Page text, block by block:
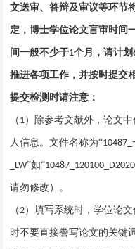
文送审、答辩及审议等环节
定，博士学位论文盲审时间
间一般不少于1个月 ，请计划
推进各项工作，并按时提交
提交检测时请注意：
（ 1）除参考文献外，论文
人信息。文件名称为“10487_
_LW”如“
请勿修改 ）。
（2）填写系统时，学位论
时不要直接誊写论文的关键